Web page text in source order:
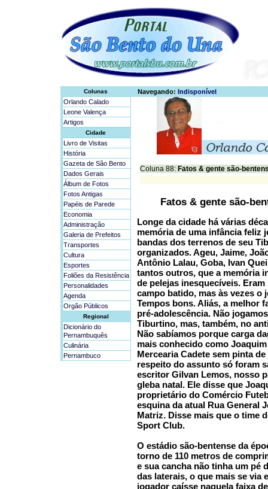
Colunas
Orlando Calado
Leone Valença
Artigos
Cidade
Livro de Visitas
História
Gazeta de São Bento
Dados Gerais
Álbum de Fotos
Fotos Antigas
Papéis de Parede
Economia
Administração
Galeria de Prefeitos
Transportes
Cultura
Esportes
Foliões da Resistência
Personalidades
Agenda
Orgão Públicos
Regional
Dicionário do
Pernambuquês
Culinária
Pernambuco
Navegando: Indisponível
Coluna 88: Fatos & gente são-
Fatos & gente são-
Longe da cidade há várias
memória de uma infância feliz
bandas dos terrenos de seu
organizados. Ageu, Jaime,
Antônio Lalau, Goba, Ivan
tantos outros, que a memória
de pelejas inesquecíveis.
campo batido, mas às vezes o
Tempos bons. Aliás, a melhor
pré-adolescência. Não
Tiburtino, mas, também, no
Não sabíamos porque carga
mais conhecido como
Mercearia Cadete sem pinta
respeito do assunto só foram
escritor Gilvan Lemos, nosso
gleba natal. Ele disse que
proprietário do Comércio
esquina da atual Rua General
Matriz. Disse mais que o time
Sport Club.
O estádio são-bentense da
torno de 110 metros de
e sua cancha não tinha um pé
das laterais, o que mais se via
jogador caísse naquela faixa